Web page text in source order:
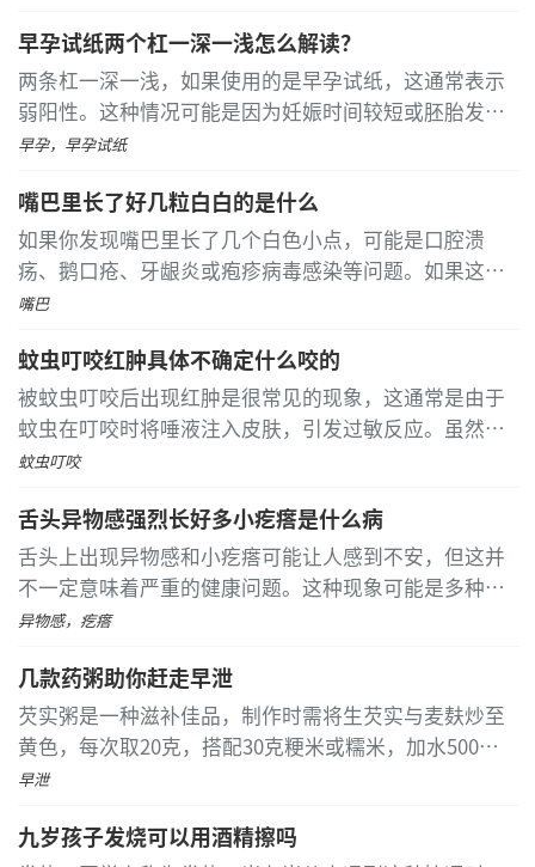
如果不积极地配合治疗治愈的可能性不大，但是如
果对于脚踝韧带损伤以后我们积极的配合治疗治愈是没
有问题的
类型的韧带损伤，可以发生自行愈合，主要是强调在损
伤后的早期，避免膝关节的过度的旋转，屈伸活动，一
般要求进行膝关节的固定来促进韧带的愈合。
部分断裂，这种类型的韧带损伤，无法达到完全愈合
的，对完全断裂的韧带损伤，大多需要进行手术治疗，
对部分断裂的韧带损伤，在一定程度上韧带能够维持膝
关节的稳定性，比正常情况下它的力量较弱，对于运动
需求比较高的病人，则需要手术治疗。
叮咬比较常见...[详细]
早孕试纸两个杠一深一浅怎么解读？
两条杠一深一浅，如果使用的是早孕试纸，这通常表示
弱阳性。这种情况可能是因为妊娠时间较短或胚胎发育
不良，也可能是检测不准确导致的假阳性。若使用排卵
早孕，早孕试纸
嘴巴里长了好几粒白白的是什么
如果你发现嘴巴里长了几个白色小点，可能是口腔溃
疡、鹅口疮、牙龈炎或疱疹病毒感染等问题。如果这些
白点持续存在或伴有其他不适症状，最好尽快就医以获
创伤后，表现为白色斑块状隆起，伴有疼痛和灼热感
[详细]
嘴巴
蚊虫叮咬红肿具体不确定什么咬的
被蚊虫叮咬后出现红肿是很常见的现象，这通常是由于
蚊虫在叮咬时将唾液注入皮肤，引发过敏反应。虽然具
体是哪种蚊虫叮咬的可能不容易确定，但常见的叮咬者
蚊虫叮咬
舌头异物感强烈长好多小疙瘩是什么病
舌头上出现异物感和小疙瘩可能让人感到不安，但这并
不一定意味着严重的健康问题。这种现象可能是多种因
素导致的，具体原因需要通过专业的医疗检查来确定。
疱疹病毒感染以及非特异性溃疡等
异物感，疙瘩
几款药粥助你赶走早泄
芡实粥是一种滋补佳品，制作时需将生芡实与麦麸炒至
黄色，每次取20克，搭配30克粳米或糯米，加水500毫
升慢炖至粥稠。适合早晚空腹温服，但感冒、发烧、二
早泄
九岁孩子发烧可以用酒精擦吗